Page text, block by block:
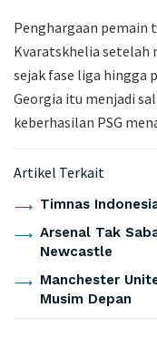
Penghargaan pemain
Kvaratskhelia setelah
sejak fase liga hingga
Georgia itu menjadi
keberhasilan PSG
Artikel Terkait
Timnas
Arsenal Tak
Newcastle
Manchester
Musim Depan